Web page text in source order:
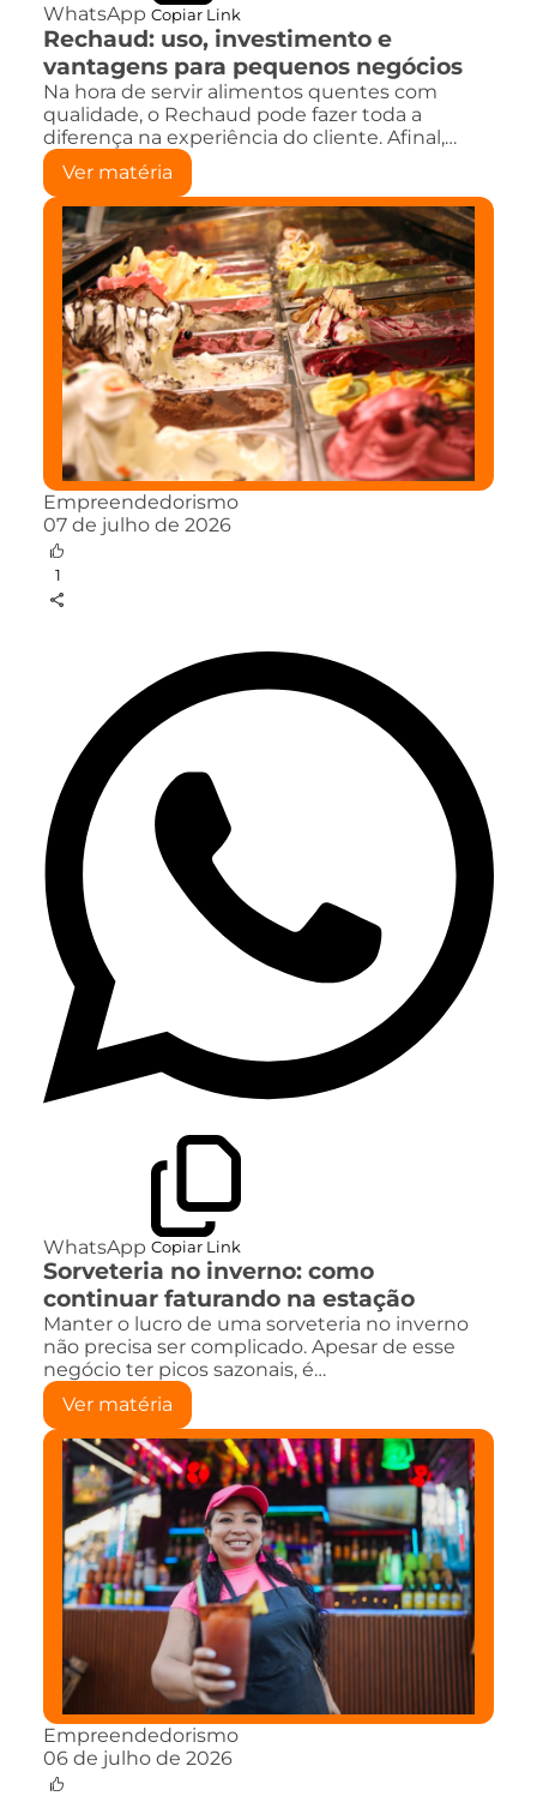
WhatsApp Copiar Link
Rechaud: uso, investimento e
vantagens para pequenos negócios
Na hora de servir alimentos quentes com
qualidade, o Rechaud pode fazer toda a
diferença na experiência do cliente. Afinal,…
Ver matéria
Empreendedorismo
07 de julho de 2026
1
WhatsApp Copiar Link
Sorveteria no inverno: como
continuar faturando na estação
Manter o lucro de uma sorveteria no inverno
não precisa ser complicado. Apesar de esse
negócio ter picos sazonais, é…
Ver matéria
Empreendedorismo
06 de julho de 2026